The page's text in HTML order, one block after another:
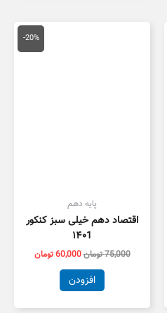
-20%
پایه دهم
اقتصاد دهم خیلی سبز کنکور
۱۴۰1
75,000تومان
75,000 تومان
60,000تومان
قیمت
فعلی
افزودن